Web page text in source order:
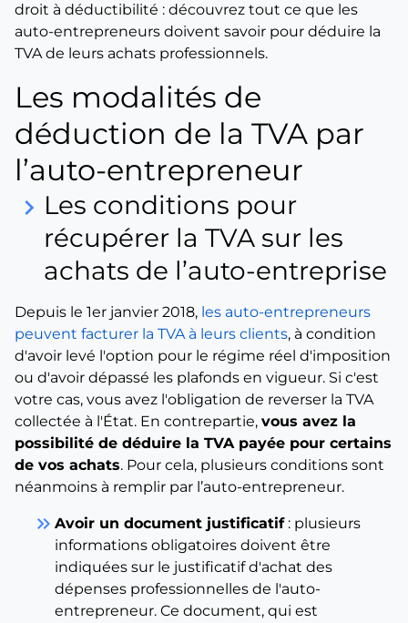
droit à déductibilité : découvrez tout ce que les
auto-entrepreneurs doivent savoir pour déduire la
TVA de leurs achats professionnels.
Les modalités de
déduction de la TVA par
l’auto-entrepreneur
keyboard_arrow_right Les conditions pour
récupérer la TVA sur les
achats de l’auto-entreprise
Depuis le 1er janvier 2018, les auto-entrepreneurs
peuvent facturer la TVA à leurs clients, à condition
d'avoir levé l'option pour le régime réel d'imposition
ou d'avoir dépassé les plafonds en vigueur. Si c'est
votre cas, vous avez l'obligation de reverser la TVA
collectée à l'État. En contrepartie, vous avez la
possibilité de déduire la TVA payée pour certains
de vos achats. Pour cela, plusieurs conditions sont
néanmoins à remplir par l’auto-entrepreneur.
keyboard_double_arrow_right Avoir un document justificatif: plusieurs
informations obligatoires doivent être
indiquées sur le justificatif d'achat des
dépenses professionnelles de l'auto-
entrepreneur. Ce document, qui est